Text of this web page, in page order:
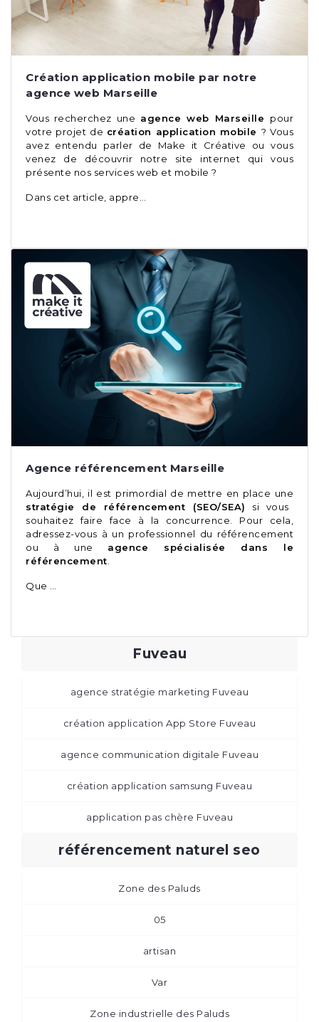
Création application mobile par notre
agence web Marseille
Vous recherchez une agence web Marseille pour
votre projet de création application mobile ? Vous
avez entendu parler de Make it Créative ou vous
venez de découvrir notre site internet qui vous
présente nos services web et mobile ?
Dans cet article, appre…
Agence référencement Marseille
Aujourd’hui, il est primordial de mettre en place une
stratégie de référencement (SEO/SEA) si vous
souhaitez faire face à la concurrence. Pour cela,
adressez-vous à un professionnel du référencement
ou à une agence spécialisée dans le
référencement
Que …
Fuveau
agence stratégie marketing Fuveau
création application App Store Fuveau
agence communication digitale Fuveau
création application samsung Fuveau
application pas chère Fuveau
référencement naturel seo
Zone des Paluds
05
artisan
Var
Zone industrielle des Paluds